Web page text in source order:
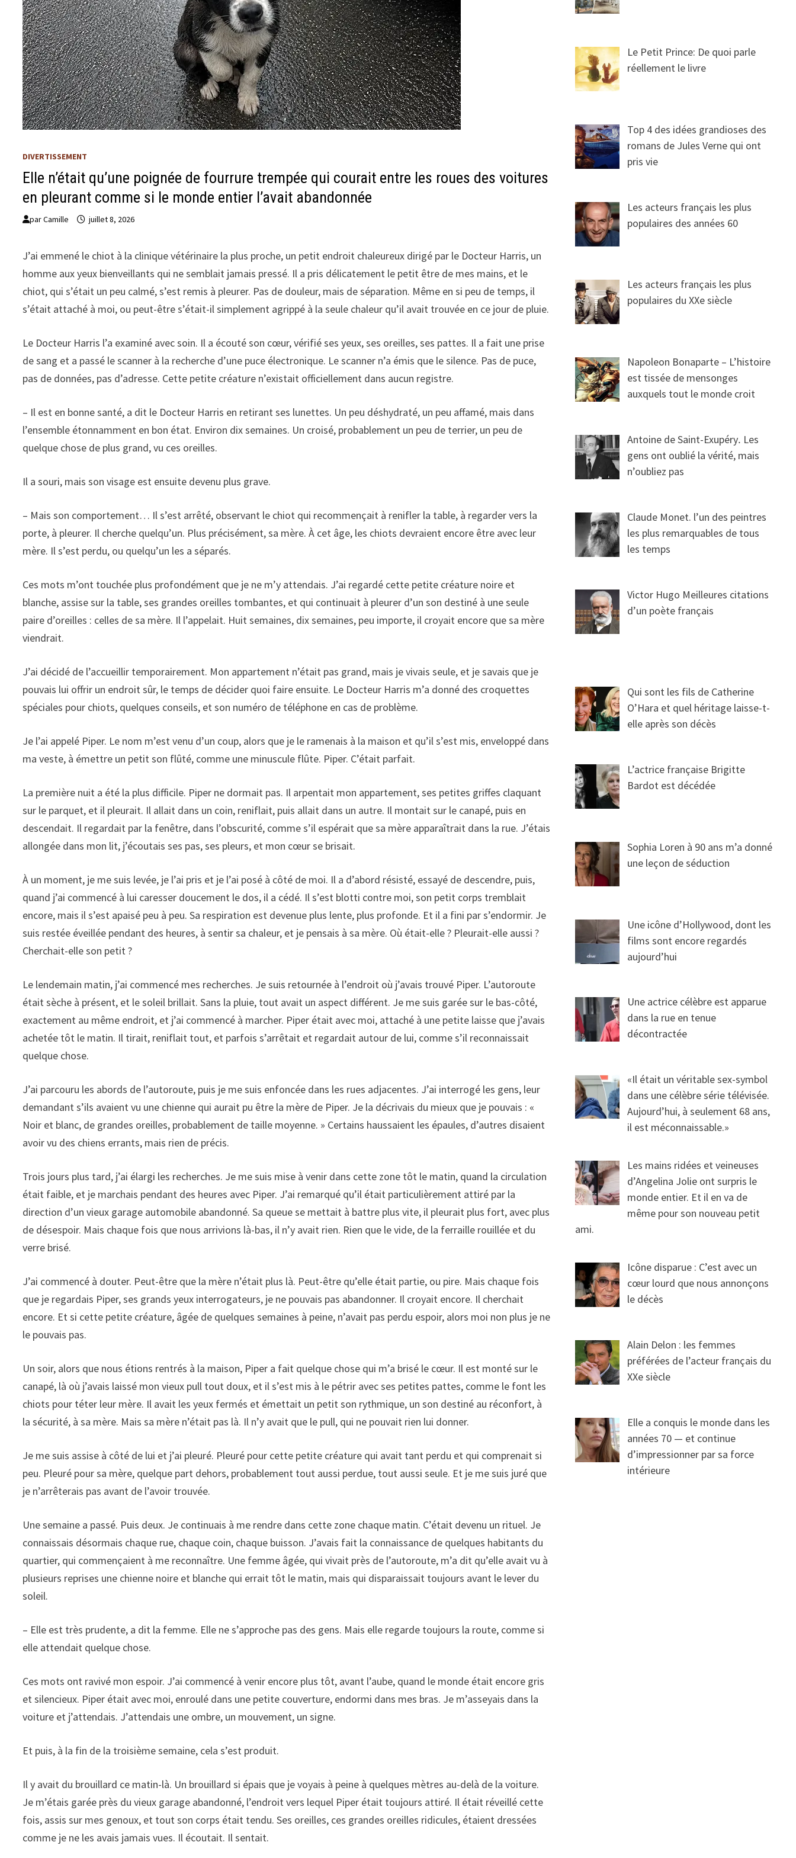
DIVERTISSEMENT
Elle n’était qu’une poignée de fourrure trempée qui courait entre les roues des voitures
en pleurant comme si le monde entier l’avait abandonnée
parCamille juillet 8, 2026
J’ai emmené le chiot à la clinique vétérinaire la plus proche, un petit endroit chaleureux dirigé par le Docteur Harris, un
homme aux yeux bienveillants qui ne semblait jamais pressé. Il a pris délicatement le petit être de mes mains, et le
chiot, qui s’était un peu calmé, s’est remis à pleurer. Pas de douleur, mais de séparation. Même en si peu de temps, il
s’était attaché à moi, ou peut-être s’était-il simplement agrippé à la seule chaleur qu’il avait trouvée en ce jour de pluie.
Le Docteur Harris l’a examiné avec soin. Il a écouté son cœur, vérifié ses yeux, ses oreilles, ses pattes. Il a fait une prise
de sang et a passé le scanner à la recherche d’une puce électronique. Le scanner n’a émis que le silence. Pas de puce,
pas de données, pas d’adresse. Cette petite créature n’existait officiellement dans aucun registre.
– Il est en bonne santé, a dit le Docteur Harris en retirant ses lunettes. Un peu déshydraté, un peu affamé, mais dans
l’ensemble étonnamment en bon état. Environ dix semaines. Un croisé, probablement un peu de terrier, un peu de
quelque chose de plus grand, vu ces oreilles.
Il a souri, mais son visage est ensuite devenu plus grave.
– Mais son comportement… Il s’est arrêté, observant le chiot qui recommençait à renifler la table, à regarder vers la
porte, à pleurer. Il cherche quelqu’un. Plus précisément, sa mère. À cet âge, les chiots devraient encore être avec leur
mère. Il s’est perdu, ou quelqu’un les a séparés.
Ces mots m’ont touchée plus profondément que je ne m’y attendais. J’ai regardé cette petite créature noire et
blanche, assise sur la table, ses grandes oreilles tombantes, et qui continuait à pleurer d’un son destiné à une seule
paire d’oreilles : celles de sa mère. Il l’appelait. Huit semaines, dix semaines, peu importe, il croyait encore que sa mère
viendrait.
J’ai décidé de l’accueillir temporairement. Mon appartement n’était pas grand, mais je vivais seule, et je savais que je
pouvais lui offrir un endroit sûr, le temps de décider quoi faire ensuite. Le Docteur Harris m’a donné des croquettes
spéciales pour chiots, quelques conseils, et son numéro de téléphone en cas de problème.
Je l’ai appelé Piper. Le nom m’est venu d’un coup, alors que je le ramenais à la maison et qu’il s’est mis, enveloppé dans
ma veste, à émettre un petit son flûté, comme une minuscule flûte. Piper. C’était parfait.
La première nuit a été la plus difficile. Piper ne dormait pas. Il arpentait mon appartement, ses petites griffes claquant
sur le parquet, et il pleurait. Il allait dans un coin, reniflait, puis allait dans un autre. Il montait sur le canapé, puis en
descendait. Il regardait par la fenêtre, dans l’obscurité, comme s’il espérait que sa mère apparaîtrait dans la rue. J’étais
allongée dans mon lit, j’écoutais ses pas, ses pleurs, et mon cœur se brisait.
À un moment, je me suis levée, je l’ai pris et je l’ai posé à côté de moi. Il a d’abord résisté, essayé de descendre, puis,
quand j’ai commencé à lui caresser doucement le dos, il a cédé. Il s’est blotti contre moi, son petit corps tremblait
encore, mais il s’est apaisé peu à peu. Sa respiration est devenue plus lente, plus profonde. Et il a fini par s’endormir. Je
suis restée éveillée pendant des heures, à sentir sa chaleur, et je pensais à sa mère. Où était-elle ? Pleurait-elle aussi ?
Cherchait-elle son petit ?
Le lendemain matin, j’ai commencé mes recherches. Je suis retournée à l’endroit où j’avais trouvé Piper. L’autoroute
était sèche à présent, et le soleil brillait. Sans la pluie, tout avait un aspect différent. Je me suis garée sur le bas-côté,
exactement au même endroit, et j’ai commencé à marcher. Piper était avec moi, attaché à une petite laisse que j’avais
achetée tôt le matin. Il tirait, reniflait tout, et parfois s’arrêtait et regardait autour de lui, comme s’il reconnaissait
quelque chose.
J’ai parcouru les abords de l’autoroute, puis je me suis enfoncée dans les rues adjacentes. J’ai interrogé les gens, leur
demandant s’ils avaient vu une chienne qui aurait pu être la mère de Piper. Je la décrivais du mieux que je pouvais : «
Noir et blanc, de grandes oreilles, probablement de taille moyenne. » Certains haussaient les épaules, d’autres disaient
avoir vu des chiens errants, mais rien de précis.
Trois jours plus tard, j’ai élargi les recherches. Je me suis mise à venir dans cette zone tôt le matin, quand la circulation
était faible, et je marchais pendant des heures avec Piper. J’ai remarqué qu’il était particulièrement attiré par la
direction d’un vieux garage automobile abandonné. Sa queue se mettait à battre plus vite, il pleurait plus fort, avec plus
de désespoir. Mais chaque fois que nous arrivions là-bas, il n’y avait rien. Rien que le vide, de la ferraille rouillée et du
verre brisé.
J’ai commencé à douter. Peut-être que la mère n’était plus là. Peut-être qu’elle était partie, ou pire. Mais chaque fois
que je regardais Piper, ses grands yeux interrogateurs, je ne pouvais pas abandonner. Il croyait encore. Il cherchait
encore. Et si cette petite créature, âgée de quelques semaines à peine, n’avait pas perdu espoir, alors moi non plus je ne
le pouvais pas.
Un soir, alors que nous étions rentrés à la maison, Piper a fait quelque chose qui m’a brisé le cœur. Il est monté sur le
canapé, là où j’avais laissé mon vieux pull tout doux, et il s’est mis à le pétrir avec ses petites pattes, comme le font les
chiots pour téter leur mère. Il avait les yeux fermés et émettait un petit son rythmique, un son destiné au réconfort, à
la sécurité, à sa mère. Mais sa mère n’était pas là. Il n’y avait que le pull, qui ne pouvait rien lui donner.
Je me suis assise à côté de lui et j’ai pleuré. Pleuré pour cette petite créature qui avait tant perdu et qui comprenait si
peu. Pleuré pour sa mère, quelque part dehors, probablement tout aussi perdue, tout aussi seule. Et je me suis juré que
je n’arrêterais pas avant de l’avoir trouvée.
Une semaine a passé. Puis deux. Je continuais à me rendre dans cette zone chaque matin. C’était devenu un rituel. Je
connaissais désormais chaque rue, chaque coin, chaque buisson. J’avais fait la connaissance de quelques habitants du
quartier, qui commençaient à me reconnaître. Une femme âgée, qui vivait près de l’autoroute, m’a dit qu’elle avait vu à
plusieurs reprises une chienne noire et blanche qui errait tôt le matin, mais qui disparaissait toujours avant le lever du
soleil.
– Elle est très prudente, a dit la femme. Elle ne s’approche pas des gens. Mais elle regarde toujours la route, comme si
elle attendait quelque chose.
Ces mots ont ravivé mon espoir. J’ai commencé à venir encore plus tôt, avant l’aube, quand le monde était encore gris
et silencieux. Piper était avec moi, enroulé dans une petite couverture, endormi dans mes bras. Je m’asseyais dans la
voiture et j’attendais. J’attendais une ombre, un mouvement, un signe.
Et puis, à la fin de la troisième semaine, cela s’est produit.
Il y avait du brouillard ce matin-là. Un brouillard si épais que je voyais à peine à quelques mètres au-delà de la voiture.
Je m’étais garée près du vieux garage abandonné, l’endroit vers lequel Piper était toujours attiré. Il était réveillé cette
fois, assis sur mes genoux, et tout son corps était tendu. Ses oreilles, ces grandes oreilles ridicules, étaient dressées
comme je ne les avais jamais vues. Il écoutait. Il sentait.
Le Petit Prince: De quoi parle
réellement le livre
Top 4 des idées grandioses des
romans de Jules Verne qui ont
pris vie
Les acteurs français les plus
populaires des années 60
Les acteurs français les plus
populaires du XXe siècle
Napoleon Bonaparte – L’histoire
est tissée de mensonges
auxquels tout le monde croit
Antoine de Saint-Exupéry․ Les
gens ont oublié la vérité, mais
n’oubliez pas
Claude Monet. l’un des peintres
les plus remarquables de tous
les temps
Victor Hugo Meilleures citations
d’un poète français
Qui sont les fils de Catherine
O’Hara et quel héritage laisse-t-
elle après son décès
L’actrice française Brigitte
Bardot est décédée
Sophia Loren à 90 ans m’a donné
une leçon de séduction
Une icône d’Hollywood, dont les
films sont encore regardés
aujourd’hui
Une actrice célèbre est apparue
dans la rue en tenue
décontractée
«Il était un véritable sex-symbol
dans une célèbre série télévisée.
Aujourd’hui, à seulement 68 ans,
il est méconnaissable.»
Les mains ridées et veineuses
d’Angelina Jolie ont surpris le
monde entier. Et il en va de
même pour son nouveau petit
ami.
Icône disparue : C’est avec un
cœur lourd que nous annonçons
le décès
Alain Delon : les femmes
préférées de l’acteur français du
XXe siècle
Elle a conquis le monde dans les
années 70 — et continue
d’impressionner par sa force
intérieure